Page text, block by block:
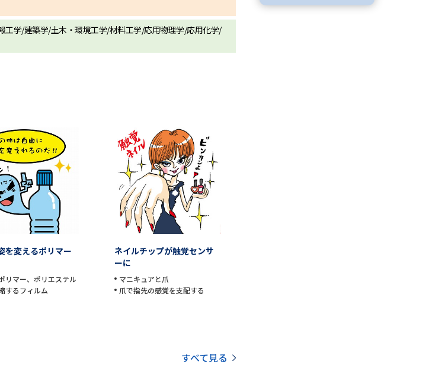
来場型・Web型イベント特集
夢ナビライブ
志望校・出願校を調べる
併願校選び 受験スケジュールを立てよう
先輩が入学を決めた理由
テレメール全国一斉進学調査
新生活お役立ちガイド
大学で学びたい学問発見
学/建築学/土木・環境工学/材料工学/応用物理学/応用化学/
を変えるポリマー
リマー、ポリエステル
するフィルム
ネイルチップが触覚センサ
ーに
マニキュアと爪
爪で指先の感覚を支配する
すべて見る